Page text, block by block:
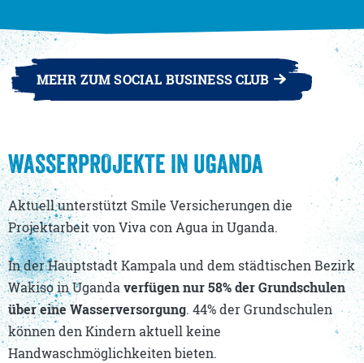
MEHR ZUM SOCIAL BUSINESS CLUB
WASSERPROJEKTE IN UGANDA
Aktuell unterstützt Smile Versicherungen die
Projektarbeit von Viva con Agua in Uganda.
In der Hauptstadt Kampala und dem städtischen Bezirk
Wakiso in Ugandaverfügen nur 58% der Grundschulen
über eine Wasserversorgung. 44% der Grundschulen
können den Kindern aktuell keine
Handwaschmöglichkeiten bieten.